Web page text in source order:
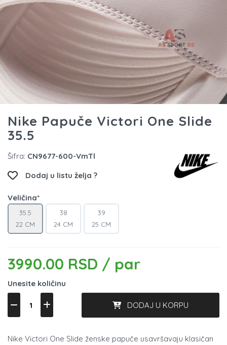
Nike Papuče Victori One Slide
35.5
Šifra: CN9677-600-VmTl
Dodaj u listu želja ?
Veličina*
35.5
22 CM
38
24 CM
39
25 CM
3990.00 RSD / par
Unesite količinu
DODAJ U KORPU
Nike Victori One Slide ženske papuče usavršavaju klasičan